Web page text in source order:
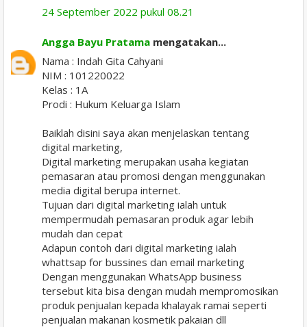
24 September 2022 pukul 08.21
Angga Bayu Pratama mengatakan...
Nama : Indah Gita Cahyani
NIM : 101220022
Kelas : 1A
Prodi : Hukum Keluarga Islam
Baiklah disini saya akan menjelaskan tentang
digital marketing,
Digital marketing merupakan usaha kegiatan
pemasaran atau promosi dengan menggunakan
media digital berupa internet.
Tujuan dari digital marketing ialah untuk
mempermudah pemasaran produk agar lebih
mudah dan cepat
Adapun contoh dari digital marketing ialah
whattsap for bussines dan email marketing
Dengan menggunakan WhatsApp business
tersebut kita bisa dengan mudah mempromosikan
produk penjualan kepada khalayak ramai seperti
penjualan makanan kosmetik pakaian dll